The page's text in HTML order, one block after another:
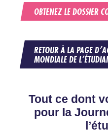
OBTENEZ LE DOSSIER
RETOUR À LA PAGE
MONDIALE DE
Tout ce dont
pour la